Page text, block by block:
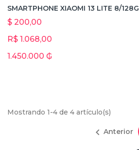
SMARTPHONE XIAOMI 13 LITE 8/
$ 200,00
R$ 1.068,00
1.450.000 ₲
Mostrando 1-4 de 4 artículo(s)
 Anterior